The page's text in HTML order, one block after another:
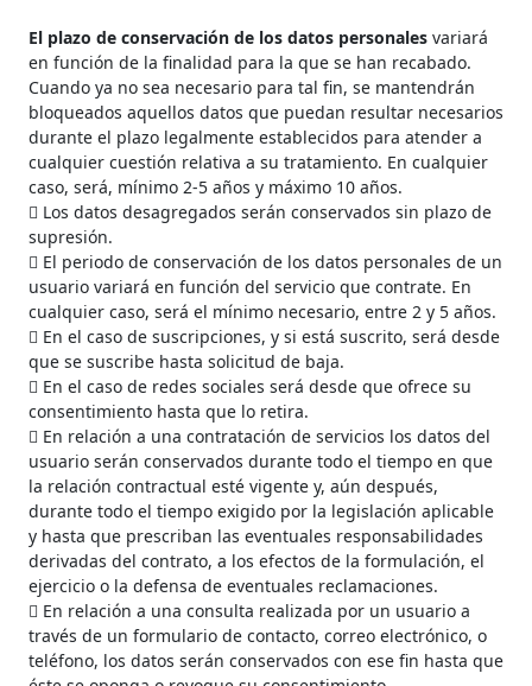
El plazo de conservación de los datos personales variará
en función de la finalidad para la que se han recabado.
Cuando ya no sea necesario para tal fin, se mantendrán
bloqueados aquellos datos que puedan resultar necesarios
durante el plazo legalmente establecidos para atender a
cualquier cuestión relativa a su tratamiento. En cualquier
caso, será, mínimo 2-5 años y máximo 10 años.
 Los datos desagregados serán conservados sin plazo de
supresión.
 El periodo de conservación de los datos personales de un
usuario variará en función del servicio que contrate. En
cualquier caso, será el mínimo necesario, entre 2 y 5 años.
 En el caso de suscripciones, y si está suscrito, será desde
que se suscribe hasta solicitud de baja.
 En el caso de redes sociales será desde que ofrece su
consentimiento hasta que lo retira.
 En relación a una contratación de servicios los datos del
usuario serán conservados durante todo el tiempo en que
la relación contractual esté vigente y, aún después,
durante todo el tiempo exigido por la legislación aplicable
y hasta que prescriban las eventuales responsabilidades
derivadas del contrato, a los efectos de la formulación, el
ejercicio o la defensa de eventuales reclamaciones.
 En relación a una consulta realizada por un usuario a
través de un formulario de contacto, correo electrónico, o
teléfono, los datos serán conservados con ese fin hasta que